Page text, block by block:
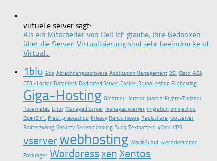
virtuelle server sagt:
Als ein Mitarbeiter von Dell Ich glaube, Ihre Gedanken
über die Server-Virtualisierung sind sehr beeindruckend.
Virtual...
1blu Abo Abrechnungssoftware Application Management BSI Cisco-ASA
CTB - Locker Datenleck Dedicated Server Docker Drupal eshop Filehosting
Giga-Hosting Greatnet Hetzner Joomla Krypto-Trojaner
Kubernetes Linux Managed Server managed vserver migration onlineshop
OpenShift Plesk prestashop Privacy Ransomware Rapidshare rootserver
Routerzwang Security Serienrechnung Sudo Textpattern vCore VPS
vserverwebhosting WhoisGuard wiederkehrende
Zahlungen WordpressxenXentos